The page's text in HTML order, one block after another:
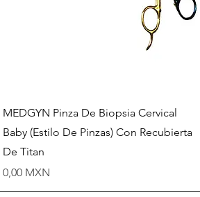
Vista rápida
MEDGYN Pinza De Biopsia Cervical
Baby (Estilo De Pinzas) Con Recubierta
De Titan
Precio
0,00 MXN